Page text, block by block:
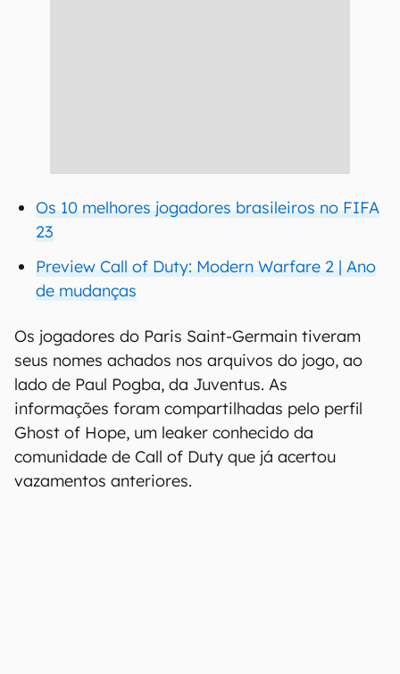
Os 10 melhores jogadores brasileiros no FIFA
23
Preview Call of Duty: Modern Warfare 2 | Ano
de mudanças
Os jogadores do Paris Saint-Germain tiveram
seus nomes achados nos arquivos do jogo, ao
lado de Paul Pogba, da Juventus. As
informações foram compartilhadas pelo perfil
Ghost of Hope, um leaker conhecido da
comunidade de Call of Duty que já acertou
vazamentos anteriores.